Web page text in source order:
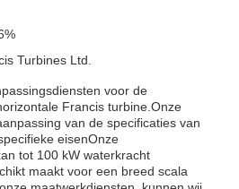
Turbines Ltd.
voor de
Francis turbine.Onze
van de specificaties van
eisenOnze
tot 100 kW waterkracht
maakt voor een breed scala